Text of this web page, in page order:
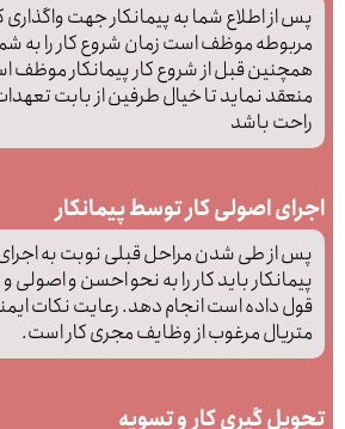
پس از اطلاع شما به پیمانکار جهت واگذاری
مربوطه موظف است زمان شروع کار را به
همچنین قبل از شروع کار پیمانکار موظف
منعقد نماید تا خیال طرفین از بابت
راحت باشد
اجرای اصولی کار توسط پیمانکار
پس از طی شدن مراحل قبلی نوبت به
پیمانکار باید کار را به نحو احسن و اصولی
قول داده است انجام دهد. رعایت نکات
متریال مرغوب از وظایف مجری کار است.
تحویل گیری کار و تسویه